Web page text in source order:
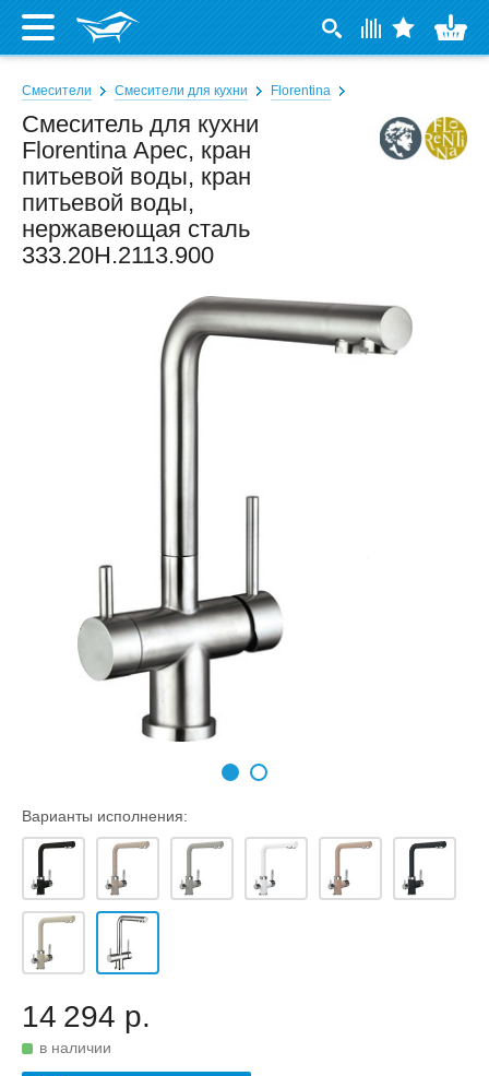
Смесители Смесители для кухни Florentina
Смеситель для кухни
Florentina Арес, кран
питьевой воды, кран
питьевой воды,
нержавеющая сталь
333.20H.2113.900
Варианты исполнения:
14 294 р.
в наличии